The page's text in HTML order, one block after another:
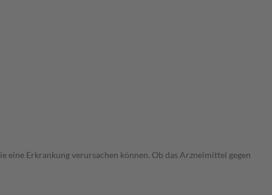
eine Erkrankung verursachen können. Ob das Arzneimittel gegen